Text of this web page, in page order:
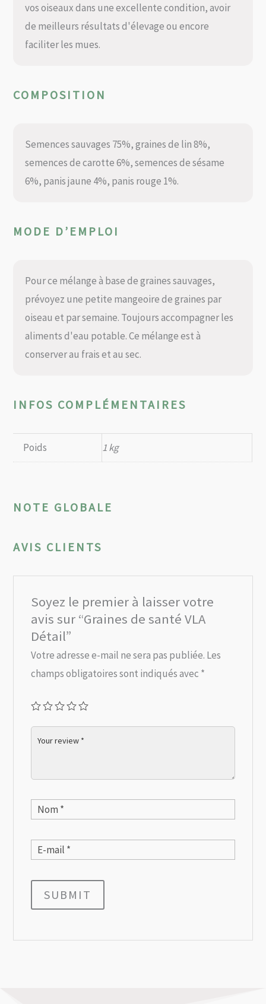
vos oiseaux dans une excellente condition, avoir
de meilleurs résultats d'élevage ou encore
faciliter les mues.
COMPOSITION
Semences sauvages 75%, graines de lin 8%,
semences de carotte 6%, semences de sésame
6%, panis jaune 4%, panis rouge 1%.
MODE D’EMPLOI
Pour ce mélange à base de graines sauvages,
prévoyez une petite mangeoire de graines par
oiseau et par semaine. Toujours accompagner les
aliments d'eau potable. Ce mélange est à
conserver au frais et au sec.
INFOS COMPLÉMENTAIRES
Poids 1 kg
NOTE GLOBALE
AVIS CLIENTS
Soyez le premier à laisser votre
avis sur “Graines de santé VLA
Détail”
Votre adresse e-mail ne sera pas publiée. Les
champs obligatoires sont indiqués avec *
SUBMIT